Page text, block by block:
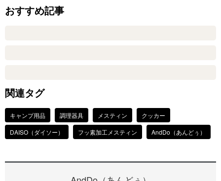
おすすめ記事
関連タグ
キャンプ用品 調理器具 メスティン
クッカー
DAISO（ダイソー）
フッ素加工メスティン AndDo（あんどぅ）